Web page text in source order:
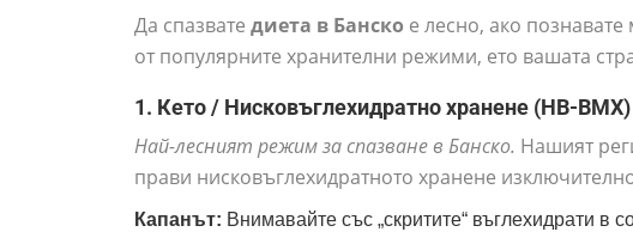
Да спазвате диета в Банско е лесно, ако
от популярните хранителни режими, ето вашата
1. Кето / Нисковъглехидратно хранене (НВ-ВМХ)
Най-лесният режим за спазване в Банско. Нашият
прави нисковъглехидратното хранене
Капанът: Внимавайте със „скритите“ въглехидрати в